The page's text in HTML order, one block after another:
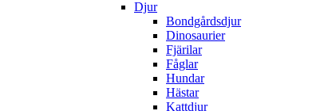
Djur
Bondgårdsdjur
Dinosaurier
Fjärilar
Fåglar
Hundar
Hästar
Kattdjur